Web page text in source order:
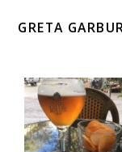
GRETA